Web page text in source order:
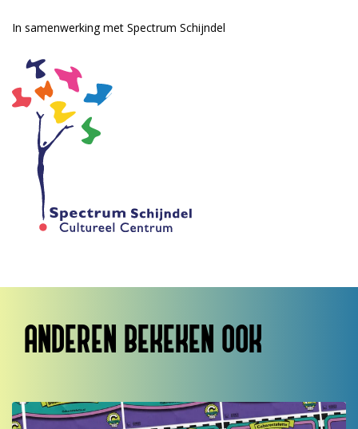
In samenwerking met Spectrum Schijndel
ANDEREN BEKEKEN OOK